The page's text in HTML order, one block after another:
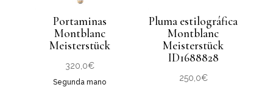
Portaminas
Montblanc
Meisterstück
320,0€
Segunda mano
Pluma estilográfica
Montblanc
Meisterstück
ID1688828
250,0€